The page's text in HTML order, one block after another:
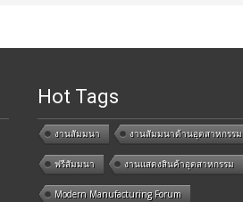
Hot Tags
งานสัมมนา งานสัมมนาด้านอุตสาหกรรม
ฟรีสัมมนา งานแสดงสินค้าอุตสาหกรรม
Modern Manufacturing Forum